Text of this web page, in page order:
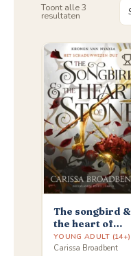
Toont alle 3
resultaten
The songbird &
the heart of
stone
YOUNG ADULT (14+)
Carissa Broadbent